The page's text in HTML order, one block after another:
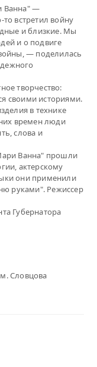
Ванна" —
встретил войну
и близкие. Мы
и о подвиге
— поделилась
творчество:
своими историями.
в технике
времен люди
слова и
Ванна" прошли
актерскому
они применили
руками". Режиссер
Губернатора
Словцова